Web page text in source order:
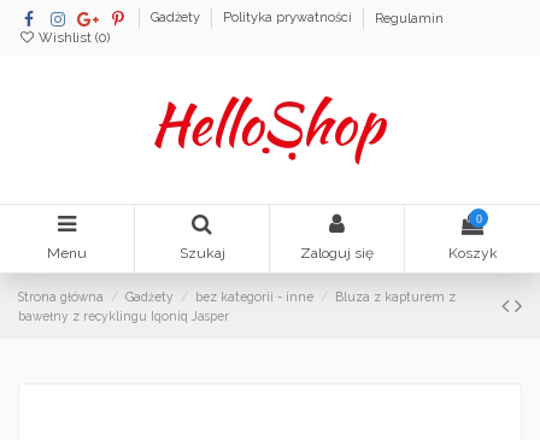
Gadżety Polityka prywatności
Regulamin
Wishlist (0)
Menu Szukaj Zaloguj się
0
Koszyk
Strona główna Gadżety bez kategorii - inne
Bluza z kapturem z
bawełny z recyklingu Iqoniq Jasper